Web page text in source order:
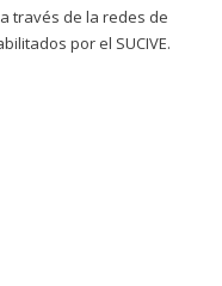
través de la redes de
por el SUCIVE.